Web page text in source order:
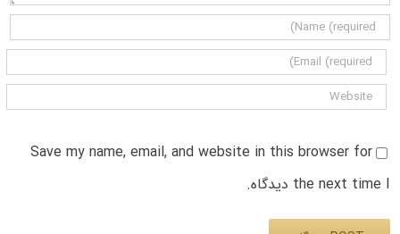
Save my name, email, and website in this browser for
the next time I دیدگاه.